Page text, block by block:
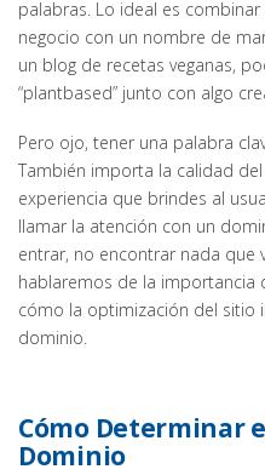
palabras. Lo ideal es
negocio con un nombre de
un blog de recetas veganas,
“plantbased” junto con algo
Pero ojo, tener una palabra
También importa la calidad
experiencia que brindes al
llamar la atención con un
entrar, no encontrar nada que
hablaremos de la importancia
cómo la optimización del sitio
dominio.
Cómo Determinar
Dominio